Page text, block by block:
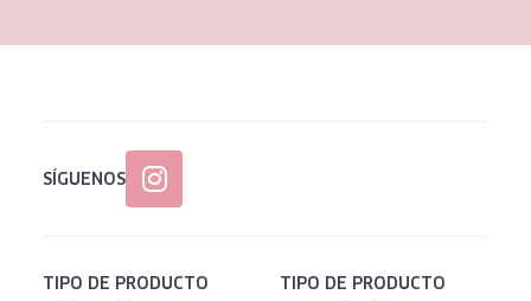
SÍGUENOS
TIPO DE PRODUCTO TIPO DE PRODUCTO